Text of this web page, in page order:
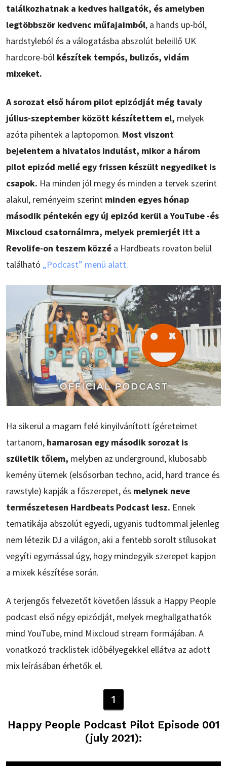
találkozhatnak a kedves hallgatók, és amelyben
legtöbbször kedvenc műfajaimból, a hands up-ból,
hardstyleból és a válogatásba abszolút beleillő UK
hardcore-ból készítek tempós, bulizós, vidám
mixeket.
A sorozat első három pilot epizódját még tavaly
július-szeptember között készítettem el, melyek
azóta pihentek a laptopomon. Most viszont
bejelentem a hivatalos indulást, mikor a három
pilot epizód mellé egy frissen készült negyediket is
csapok. Ha minden jól megy és minden a tervek szerint
alakul, reményeim szerint minden egyes hónap
második péntekén egy új epizód kerül a YouTube -és
Mixcloud csatornáimra, melyek premierjét itt a
Revolife-on teszem közzé a Hardbeats rovaton belül
található „Podcast” menü alatt.
Ha sikerül a magam felé kinyilvánított ígéreteimet
tartanom, hamarosan egy második sorozat is
születik tőlem, melyben az underground, klubosabb
kemény ütemek (elsősorban techno, acid, hard trance és
rawstyle) kapják a főszerepet, és melynek neve
természetesen Hardbeats Podcast lesz. Ennek
tematikája abszolút egyedi, ugyanis tudtommal jelenleg
nem létezik DJ a világon, aki a fentebb sorolt stílusokat
vegyíti egymással úgy, hogy mindegyik szerepet kapjon
a mixek készítése során.
A terjengős felvezetőt követően lássuk a Happy People
podcast első négy epizódját, melyek meghallgathatók
mind YouTube, mind Mixcloud stream formájában. A
vonatkozó tracklistek időbélyegekkel ellátva az adott
mix leírásában érhetők el.
1
Happy People Podcast Pilot Episode 001
(july 2021):